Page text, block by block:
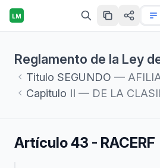
LM
Titulo SEGUNDO —
Capitulo II — DE LA CLASIFICACIÓN DE LAS EMPRESAS Y DETERMINACIÓN DE LA PRIMA EN EL
Artículo 43 - RACERF